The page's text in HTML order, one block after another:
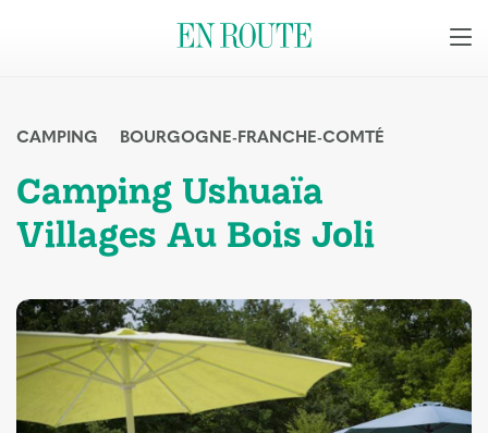
CAMPING BOURGOGNE-FRANCHE-COMTÉ
Camping Ushuaïa
Villages Au Bois Joli